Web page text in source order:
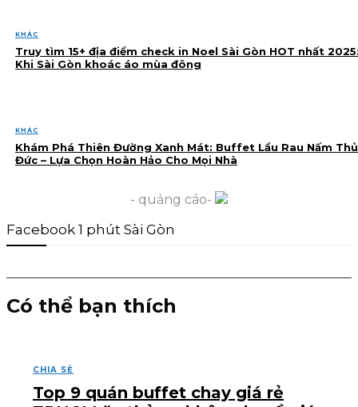
KHÁC
Truy tìm 15+ địa điểm check in Noel Sài Gòn HOT nhất
Khi Sài Gòn khoác áo mùa đông
KHÁC
Khám Phá Thiên Đường Xanh Mát: Buffet Lẩu Rau Nấm Thủ
Đức – Lựa Chọn Hoàn Hảo Cho Mọi Nhà
- quảng cáo-
Facebook 1 phút Sài Gòn
Có thể bạn thích
CHIA SẺ
Top 9 quán buffet chay giá rẻ